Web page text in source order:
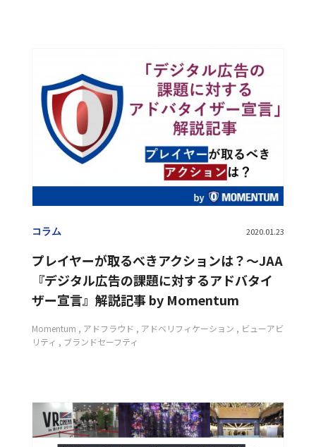
コラム 2020.01.23
プレイヤーが取るべきアクションは？〜JAA
『デジタル広告の課題に対するアドバタイ
ザー宣言』解説記事 by Momentum
Momentum アドフラウド アドベリフィケーション
ビューアビ
リティ
ブランドセーフティ